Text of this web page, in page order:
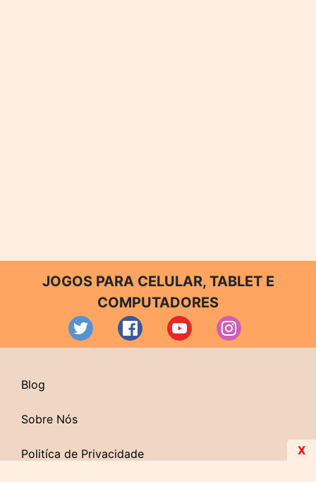
JOGOS PARA CELULAR, TABLET E
COMPUTADORES
Blog
Sobre Nós
Politíca de Privacidade X